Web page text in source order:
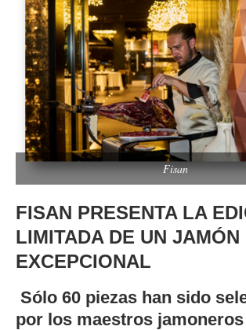
Fisan
FISAN PRESENTA LA
LIMITADA DE UN JAMÓN
EXCEPCIONAL
Sólo 60 piezas han sido
por los maestros jamoneros